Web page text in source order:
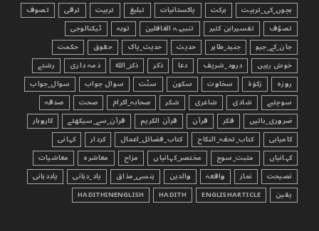
بچوں_کی_تربیت
برکت پاکستانیات تبليغ تربیت ترقی
تصوف
تصوّف
تفسیرابن کثیر تنبیہہ الغافلین توبہ
ٹیکنالوجی
جان_کے_جیو
جنید_طاہر حدیث حدیث_پاک حقوق
حکمت
خوش رہیں
درود_شریف دعا ذکر ذکر_الله ذمہ داری
رشتے
روزہ
زکوٰۃ سخاوت سکون سنّت سوال جواب
سوال_جواب
سوچئیے
شادی شاعری شکر صحابہ_اکرام صحت
صدقہ
ضروری_باتیں
فکر قرآن قرآن الکریم قرآن_سے_سیکھئے
کاروبار
کامیابی
کتاب_تحفہ_النکاح کتاب_فضائل_اعمال کردار
کہانی
کہانیاں
مثبت_سوچ مختصر_کہانیاں مزاح معاشرہ
معاشیات
نصیحت
نماز واقعہ والدین ہنسی_مذاق یاد_دہانی
یاددہانی
یقین
ENGLISHARTICLE
HADITH
HADITHINENGLISH